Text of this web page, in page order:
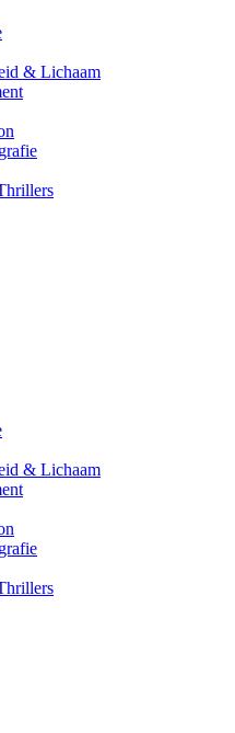
& Lichaam
& Lichaam